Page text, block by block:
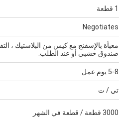
1 قطعة
Negotiates
معبأة بالإسفنج مع كيس من البلاستيك ،
صندوق خشبي أو عند الطلب.
5-8 يوم عمل
تي / ت
3000 قطعة / قطعة في الشهر